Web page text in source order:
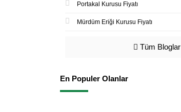
Portakal Kurusu Fiyatı
Mürdüm Eriği Kurusu Fiyatı
Tüm Bloglar
En Populer Olanlar